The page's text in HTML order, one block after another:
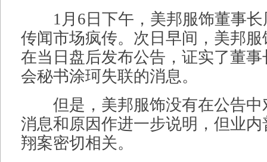
1月6日下午，美邦服饰董事长
传闻市场疯传。次日早间，美邦
在当日盘后发布公告，证实了董
会秘书涂珂失联的消息。
但是，美邦服饰没有在公告中
消息和原因作进一步说明，但业
翔案密切相关。